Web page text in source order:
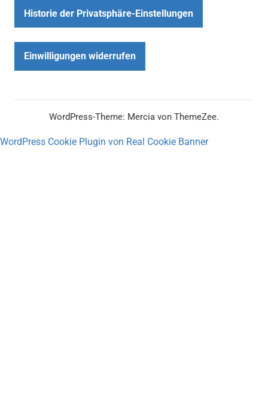
Historie der Privatsphäre-Einstellungen
Einwilligungen widerrufen
WordPress-Theme: Mercia von ThemeZee.
WordPress Cookie Plugin von Real Cookie Banner